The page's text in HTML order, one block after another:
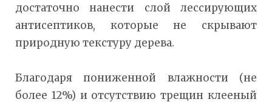
достаточно нанести слой лессирующих
антисептиков, которые не скрывают
природную текстуру дерева.
Благодаря пониженной влажности (не
более 12%) и отсутствию трещин клееный